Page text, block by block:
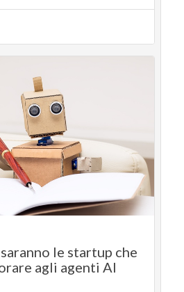
le startup che
agli agenti AI